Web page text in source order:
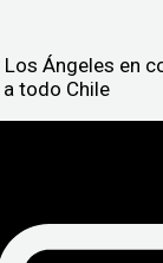
Ángeles en
todo Chile